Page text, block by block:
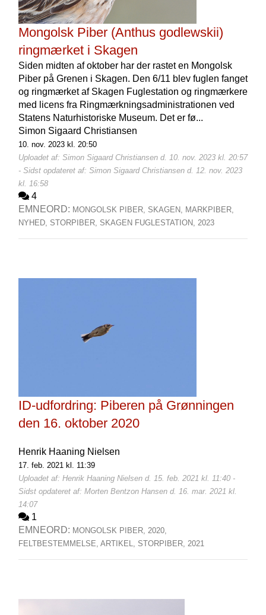
Mongolsk Piber (Anthus godlewskii)
ringmærket i Skagen
Siden midten af oktober har der rastet en Mongolsk
Piber på Grenen i Skagen. Den 6/11 blev fuglen fanget
og ringmærket af Skagen Fuglestation og ringmærkere
med licens fra Ringmærkningsadministrationen ved
Statens Naturhistoriske Museum. Det er fø...
Simon Sigaard Christiansen
10. nov. 2023 kl. 20:50
Uploadet af: Simon Sigaard Christiansen d. 10. nov. 2023 kl. 20:57
- Sidst opdateret af: Simon Sigaard Christiansen d. 12. nov. 2023
kl. 16:58
4
EMNEORD: MONGOLSK PIBER, SKAGEN, MARKPIBER,
NYHED, STORPIBER, SKAGEN FUGLESTATION, 2023
ID-udfordring: Piberen på Grønningen
den 16. oktober 2020
Henrik Haaning Nielsen
17. feb. 2021 kl. 11:39
Uploadet af: Henrik Haaning Nielsen d. 15. feb. 2021 kl. 11:40 -
Sidst opdateret af: Morten Bentzon Hansen d. 16. mar. 2021 kl.
14:07
1
EMNEORD: MONGOLSK PIBER, 2020,
FELTBESTEMMELSE, ARTIKEL, STORPIBER, 2021